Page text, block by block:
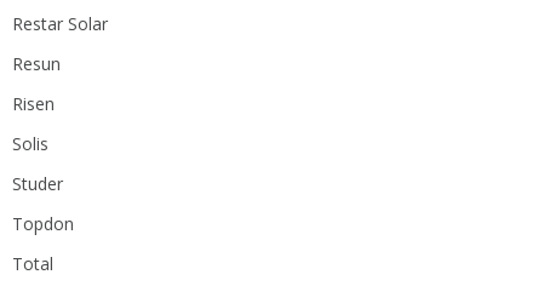
Restar Solar
Resun
Risen
Solis
Studer
Topdon
Total